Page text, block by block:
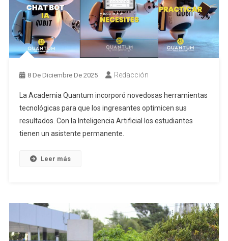
8 De Diciembre De 2025 Redacción
La Academia Quantum incorporó novedosas herramientas
tecnológicas para que los ingresantes optimicen sus
resultados. Con la Inteligencia Artificial los estudiantes
tienen un asistente permanente.
Leer más